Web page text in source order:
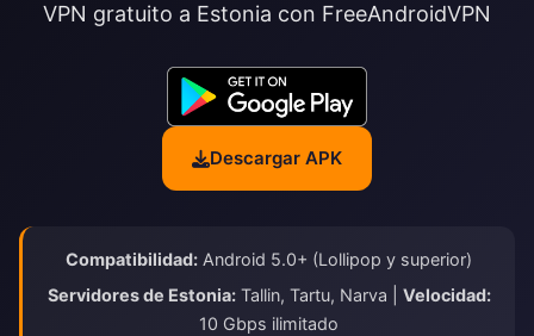
VPN gratuito a Estonia con FreeAndroidVPN
Descargar APK
Compatibilidad: Android 5.0+ (Lollipop y superior)
Servidores de Estonia:Tallin, Tartu, Narva | Velocidad:
10 Gbps ilimitado